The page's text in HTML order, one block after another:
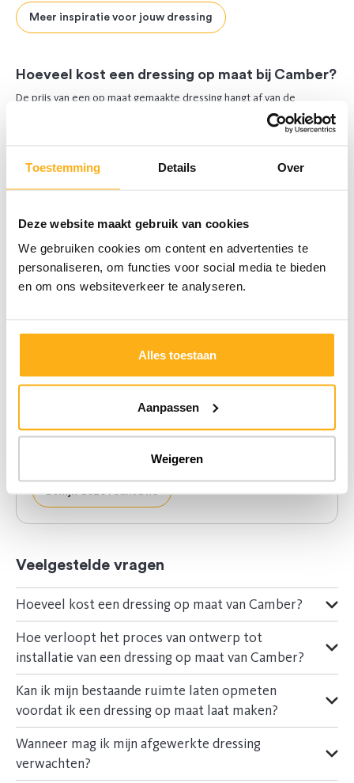
Toestemming Details Over
Deze website maakt gebruik van cookies
We gebruiken cookies om content en advertenties te
personaliseren, om functies voor social media te bieden
en om ons websiteverkeer te analyseren.
Alles toestaan
Aanpassen
Weigeren
Previous
Next
Meer inspiratie voor jouw dressing
Hoeveel kost een dressing op maat bij Camber?
De prijs van een op maat gemaakte dressing hangt af van de
. Bij Camber ontvang je een
transparante offerte op maat, afgestemd op jouw wensen. Neem
Algemene prijsinformatie
Strakke inloopdressing met uitrekbaar
bureau
Deze prijs omvat zowel het ontwerp door een
interieurarchitect, dekastaccessoires, delevering, de
plaatsingen10 jaar garantie.
Bekijk deze realisatie
Veelgestelde vragen
Hoeveel kost een dressing op maat van Camber?
Hoe verloopt het proces van ontwerp tot
installatie van een dressing op maat van Camber?
Kan ik mijn bestaande ruimte laten opmeten
voordat ik een dressing op maat laat maken?
Wanneer mag ik mijn afgewerkte dressing
verwachten?